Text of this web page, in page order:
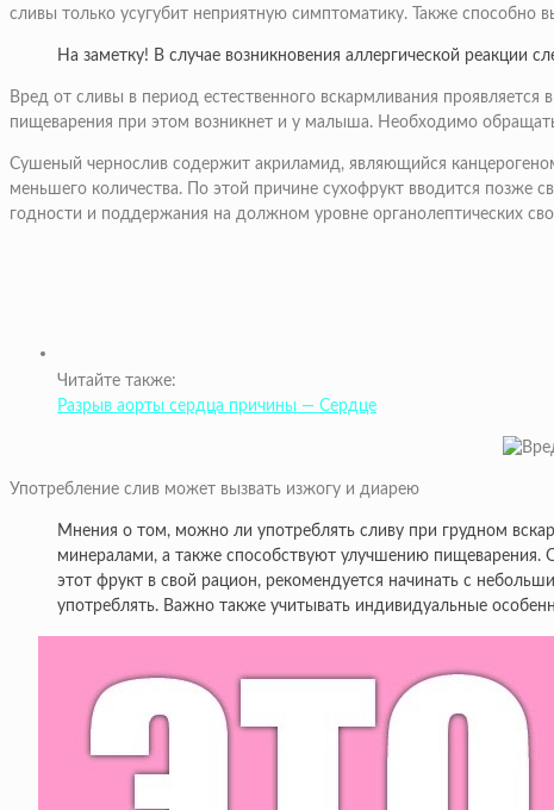
сливы только усугубит неприятную симптоматику. Также
На заметку! В случае возникновения аллергической реакции
Вред от сливы в период естественного вскармливания
пищеварения при этом возникнет и у малыша. Необходимо
Сушеный чернослив содержит акриламид, являющийся
меньшего количества. По этой причине сухофрукт вводится позже
годности и поддержания на должном уровне органолептических
Читайте также:
Разрыв аорты сердца причины — Сердце
Употребление слив может вызвать изжогу и диарею
Мнения о том, можно ли употреблять сливу при грудном
минералами, а также способствуют улучшению пищеварения.
этот фрукт в свой рацион, рекомендуется начинать с
употреблять. Важно также учитывать индивидуальные